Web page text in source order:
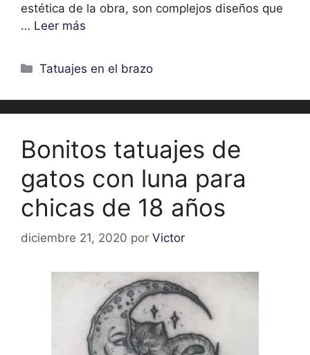
estética de la obra, son complejos diseños que
… Leer más
Categorías
Tatuajes en el brazo
Bonitos tatuajes de
gatos con luna para
chicas de 18 años
diciembre 21, 2020 por Victor